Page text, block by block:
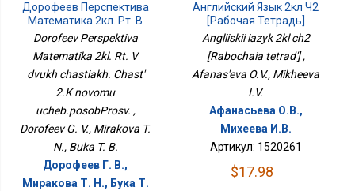
Дорофеев Перспектива
Математика 2кл. Рт. В
Двух Частях. Часть 2.К
Новому
Учеб.пособПросв.
Dorofeev Perspektiva
Matematika 2kl. Rt. V
dvukh chastiakh. Chast'
2.K novomu
ucheb.posobProsv. ,
Dorofeev G. V., Mirakova T.
N., Buka T. B.
Дорофеев Г. В.,
Миракова Т. Н., Бука Т.
Английский Язык 2кл Ч2
[Рабочая Тетрадь]
Angliiskii iazyk 2kl ch2
[Rabochaia tetrad'] ,
Afanas'eva O.V., Mikheeva
I.V.
Афанасьева О.В.,
Михеева И.В.
Артикул: 1520261
$17.98